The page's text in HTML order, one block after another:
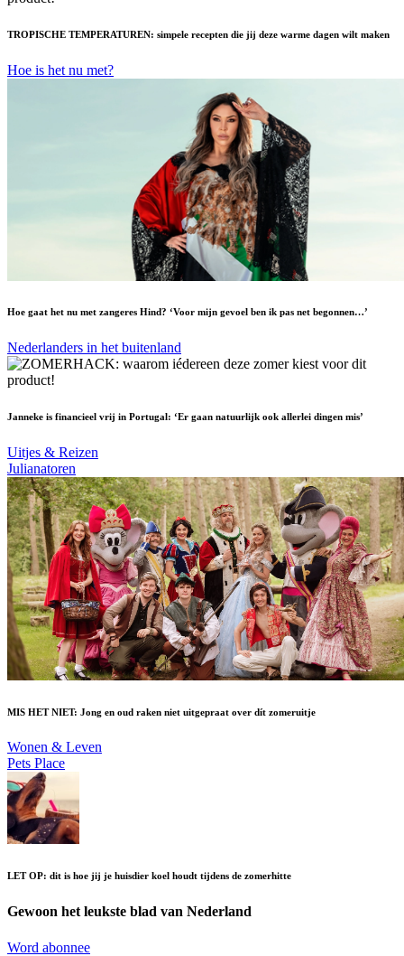
TROPISCHE TEMPERATUREN: simpele recepten die jij deze warme dagen wilt maken
Hoe is het nu met?
Hoe gaat het nu met zangeres Hind? ‘Voor mijn gevoel ben ik pas net begonnen…’
Nederlanders in het buitenland
Janneke is financieel vrij in Portugal: ‘Er gaan natuurlijk ook allerlei dingen mis’
Uitjes & Reizen
Julianatoren
MIS HET NIET: Jong en oud raken niet uitgepraat over dít zomeruitje
Wonen & Leven
Pets Place
LET OP: dit is hoe jij je huisdier koel houdt tijdens de zomerhitte
Gewoon het leukste blad van Nederland
Word abonnee